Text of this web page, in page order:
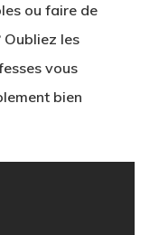
ou faire de
Oubliez les
vous
bien